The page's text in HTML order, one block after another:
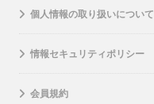
個人情報の取り扱いについて
情報セキュリティポリシー
会員規約